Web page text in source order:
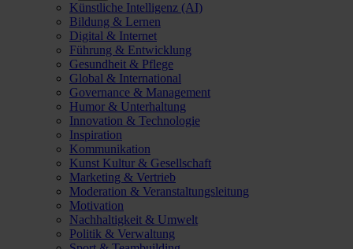
Künstliche Intelligenz (AI)
Bildung & Lernen
Digital & Internet
Führung & Entwicklung
Gesundheit & Pflege
Global & International
Governance & Management
Humor & Unterhaltung
Innovation & Technologie
Inspiration
Kommunikation
Kunst Kultur & Gesellschaft
Marketing & Vertrieb
Moderation & Veranstaltungsleitung
Motivation
Nachhaltigkeit & Umwelt
Politik & Verwaltung